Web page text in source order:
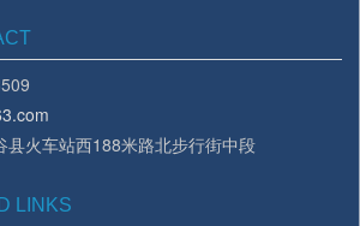
县火车站西188米路北步行街中段
LINKS